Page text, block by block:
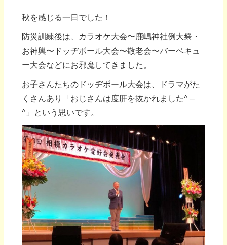
秋を感じる一日でした！
防災訓練後は、カラオケ大会〜鹿嶋神社例大祭・
お神輿〜ドッヂボール大会〜敬老会〜バーベキュ
ー大会などにお邪魔してきました。
お子さんたちのドッヂボール大会は、ドラマがた
くさんあり「おじさんは度肝を抜かれました^ –
^」という思いです。